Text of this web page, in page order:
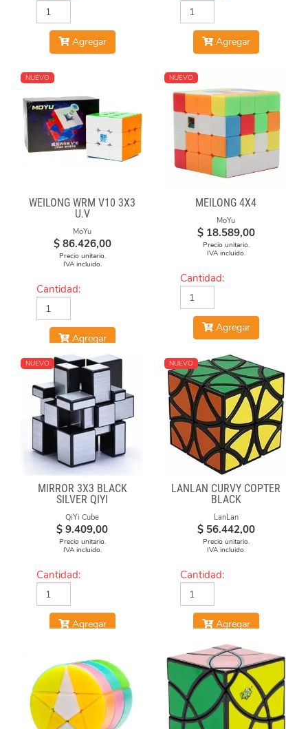
Agregar Agregar
NUEVO
WEILONG WRM V10 3X3
U.V
MoYu
$ 86.426,00
Precio unitario.
IVA incluido.
Cantidad:
Agregar
NUEVO
MEILONG 4X4
MoYu
$ 18.589,00
Precio unitario.
IVA incluido.
Cantidad:
Agregar
NUEVO
MIRROR 3X3 BLACK
SILVER QIYI
QiYi Cube
$ 9.409,00
Precio unitario.
IVA incluido.
Cantidad:
Agregar
NUEVO
LANLAN CURVY COPTER
BLACK
LanLan
$ 56.442,00
Precio unitario.
IVA incluido.
Cantidad:
Agregar